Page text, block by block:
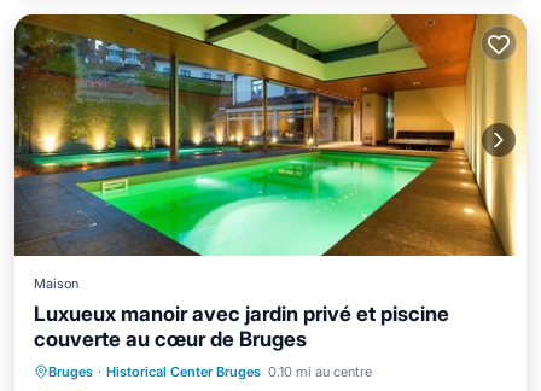
Maison
Luxueux manoir avec jardin privé et piscine
couverte au cœur de Bruges
Bruges · Historical Center Bruges 0.10 mi au centre
Piscine privée
Front de mer